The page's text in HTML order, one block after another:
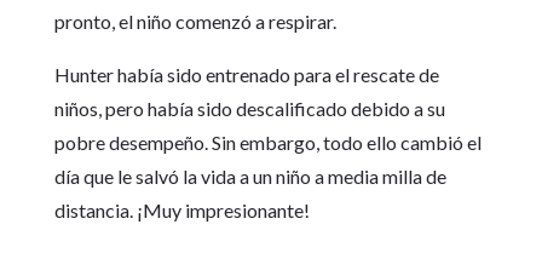
pronto, el niño comenzó a respirar.
Hunter había sido entrenado para el rescate de
niños, pero había sido descalificado debido a su
pobre desempeño. Sin embargo, todo ello cambió el
día que le salvó la vida a un niño a media milla de
distancia. ¡Muy impresionante!